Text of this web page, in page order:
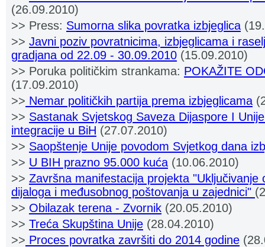
(26.09.2010)
>> Press: Sumorna slika povratka izbjeglica
>> Javni poziv povratnicima, izbjeglicama i
gradjana od 22.09 - 30.09.2010 (15.09.2010)
>> Poruka političkim strankama: POKAŽITE
(17.09.2010)
>> Nemar političkih partija prema izbjeglicama
>> Sastanak Svjetskog Saveza Dijaspore I
integracije u BiH (27.07.2010)
>> Saopštenje Unije povodom Svjetkog dana
>> U BIH prazno 95.000 kuća (10.06.2010)
>> Završna manifestacija projekta "Uključivanje
dijaloga i međusobnog poštovanja u zajednici"
>> Obilazak terena - Zvornik (20.05.2010)
>> Treća Skupština Unije (28.04.2010)
>> Proces povratka završiti do 2014 godine